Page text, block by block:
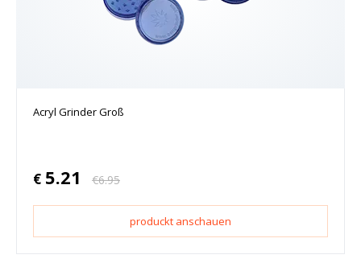
Acryl Grinder Groß
€ 5.21 €6.95
produckt anschauen